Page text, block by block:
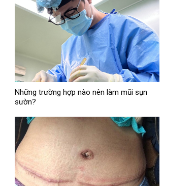
Những trường hợp nào nên làm mũi sụn
sườn?